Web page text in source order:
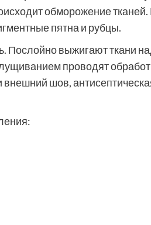
обморожение
пятна и рубцы.
Послойно выжигают ткани
проводят
шов,